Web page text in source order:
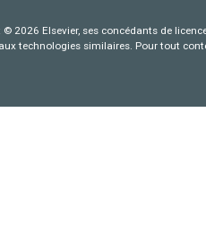
2026 Elsevier, ses concédants de
technologies similaires. Pour tout